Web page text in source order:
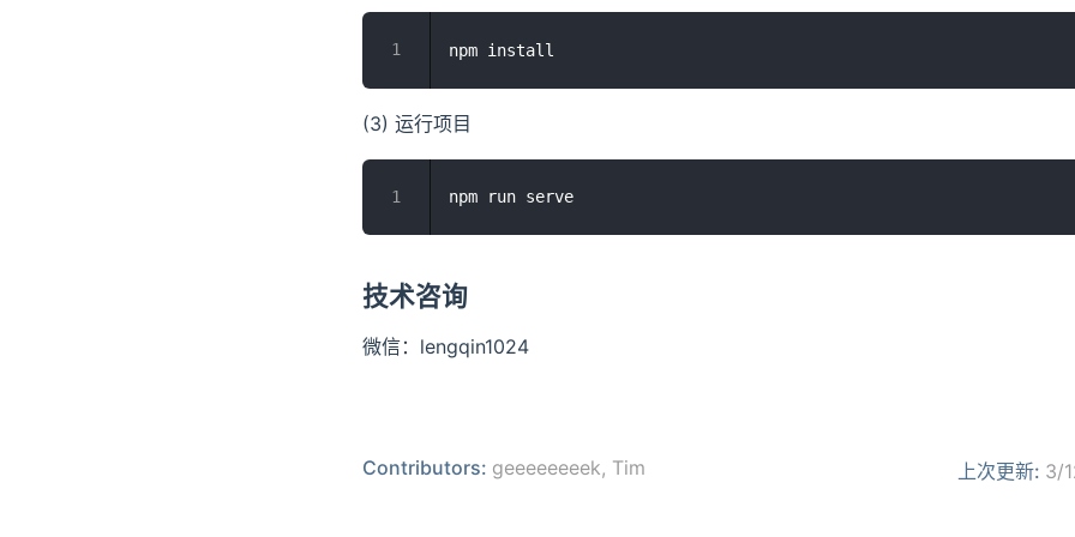
(3) 运行项目
技术咨询
微信：lengqin1024
上次更新: 3/
Contributors: geeeeeeeek, Tim